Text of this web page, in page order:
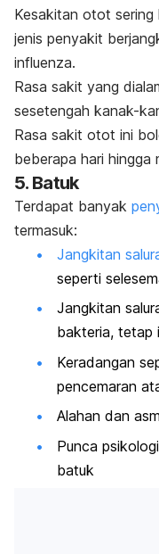
Kesakitan otot
jenis penyakit
influenza.
Rasa sakit yang
sesetengah kanak-
Rasa sakit otot ini
beberapa hari hingga
5. Batuk
Terdapat banyak
termasuk:
Jangkitan
seperti
Jangkitan
bakteria, tetap
Keradangan
pencemaran
Alahan dan
Punca
batuk